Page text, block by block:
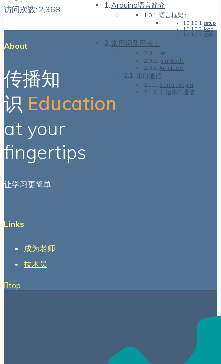
Arduino语言简介
语言框架：
setup
loop
注释：
常用词及用法：
int
pinMode
#include
串口通信
Serial.begin
开始串口通信
访问次数: 2,368
About
传播知
识 Education
at your
fingertips
让学习更简单
Links
成为老师
技术员
top